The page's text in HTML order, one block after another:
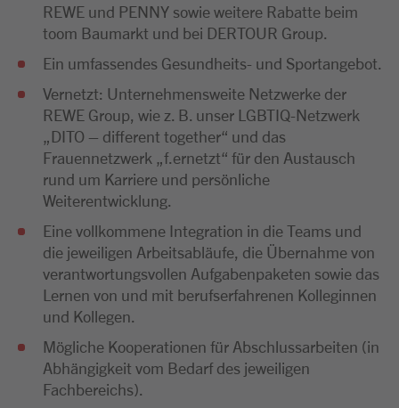
REWE und PENNY sowie weitere Rabatte beim
toom Baumarkt und bei DERTOUR Group.
Ein umfassendes Gesundheits- und Sportangebot.
Vernetzt: Unternehmensweite Netzwerke der
REWE Group, wie z. B. unser LGBTIQ-Netzwerk
„DITO – different together“ und das
Frauennetzwerk „f.ernetzt“ für den Austausch
rund um Karriere und persönliche
Weiterentwicklung.
Eine vollkommene Integration in die Teams und
die jeweiligen Arbeitsabläufe, die Übernahme von
verantwortungsvollen Aufgabenpaketen sowie das
Lernen von und mit berufserfahrenen Kolleginnen
und Kollegen.
Mögliche Kooperationen für Abschlussarbeiten (in
Abhängigkeit vom Bedarf des jeweiligen
Fachbereichs).